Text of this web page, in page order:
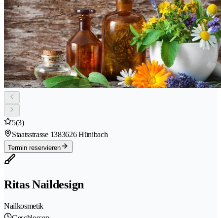
5(3)
Staatsstrasse 1383626 Hünibach
Termin reservieren
Ritas Naildesign
Nailkosmetik